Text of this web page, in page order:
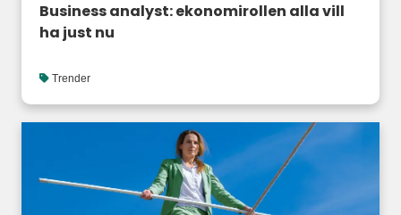
Business analyst: ekonomirollen alla vill
ha just nu
Trender